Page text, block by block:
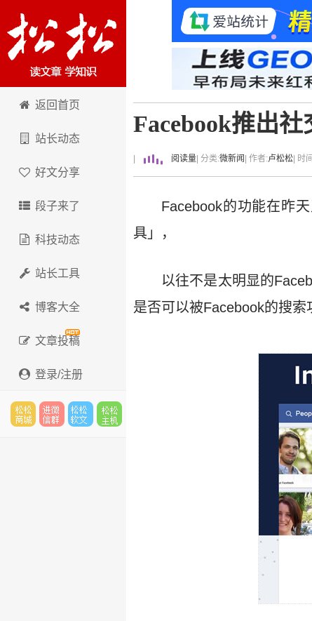
卢松松博客
返回首页
站长动态
好文分享
段子来了
科技动态
站长工具
博客大全
文章投稿
登录/注册
Facebook推出
阅读量 | 分类:微新闻 | 作者:卢松松 |
Facebook的功能在昨
具」，
以往不是太明显的
是否可以被Facebook的搜索